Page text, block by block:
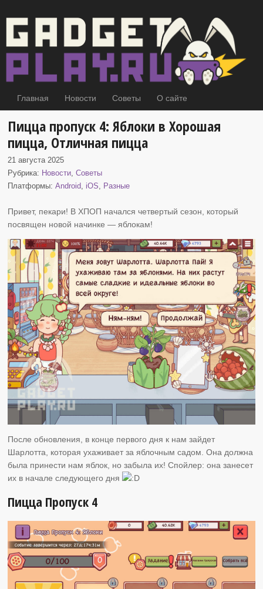
Главная Новости Советы О сайте
Пицца пропуск 4: Яблоки в Хорошая
пицца, Отличная пицца
21 августа 2025
Рубрика: Новости,Советы
Платформы:Android, iOS, Разные
Привет, пекари! В ХПОП начался четвертый сезон, который
посвящен новой начинке — яблокам!
После обновления, в конце первого дня к нам зайдет
Шарлотта, которая ухаживает за яблочным садом. Она должна
была принести нам яблок, но забыла их! Спойлер: она занесет
их в начале следующего дня
Пицца Пропуск 4